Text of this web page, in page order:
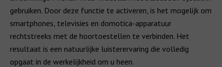
gebruiken. Door deze functie te activeren, is het mogelijk om
smartphones, televisies en domotica-apparatuur
rechtstreeks met de hoortoestellen te verbinden. Het
resultaat is een natuurlijke luisterervaring die volledig
opgaat in de werkelijkheid om u heen.